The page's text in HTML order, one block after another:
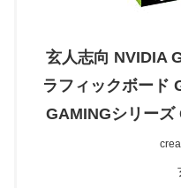
玄人志向 NVIDIA
ラフィックボード
GAMINGシリーズ